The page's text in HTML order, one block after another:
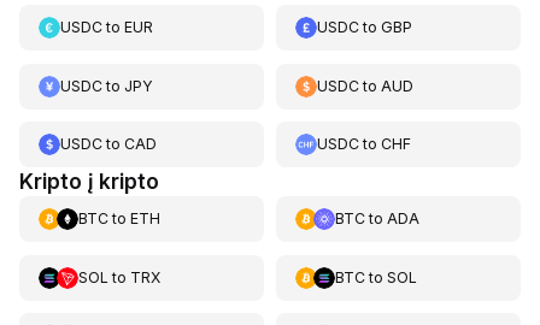
USDCto EUR USDCtoGBP
USDCto JPY USDCto AUD
USDCto CAD USDCtoCHF
Kripto į kripto
BTCto ETH BTCto ADA
SOL to TRX BTCto SOL